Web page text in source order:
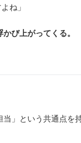
ね」
び上がってくる。
」という共通点を